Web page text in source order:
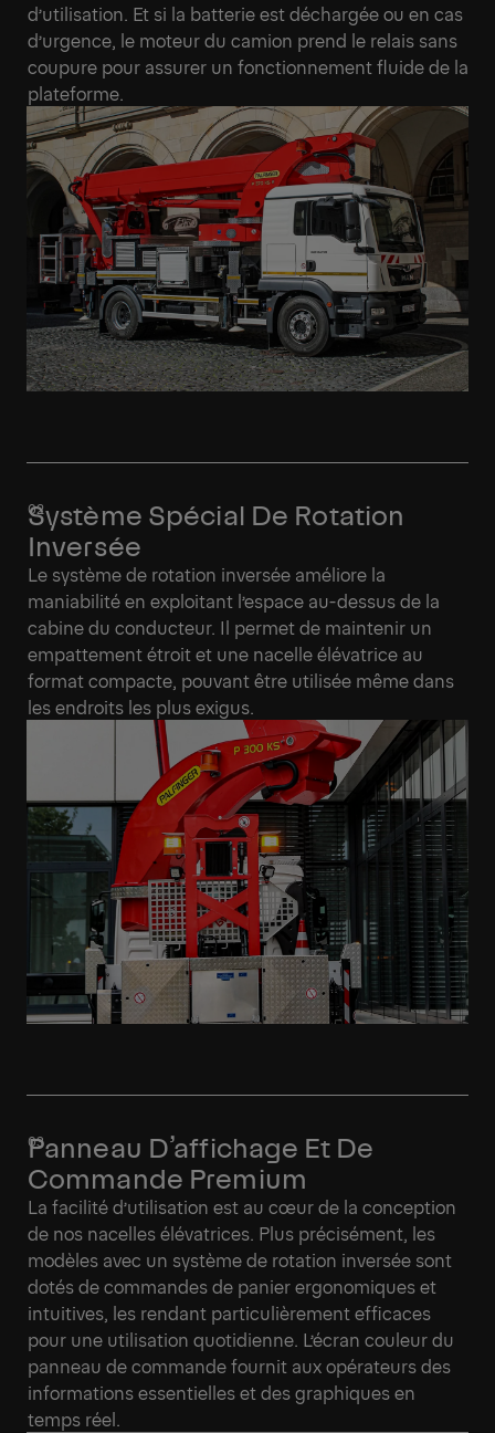
d’utilisation. Et si la batterie est déchargée ou en cas
d’urgence, le moteur du camion prend le relais sans
coupure pour assurer un fonctionnement fluide de la
plateforme.
Système Spécial De Rotation
Inversée
Le système de rotation inversée améliore la
maniabilité en exploitant l’espace au-dessus de la
cabine du conducteur. Il permet de maintenir un
empattement étroit et une nacelle élévatrice au
format compacte, pouvant être utilisée même dans
les endroits les plus exigus.
Panneau D’affichage Et De
Commande Premium
La facilité d’utilisation est au cœur de la conception
de nos nacelles élévatrices. Plus précisément, les
modèles avec un système de rotation inversée sont
dotés de commandes de panier ergonomiques et
intuitives, les rendant particulièrement efficaces
pour une utilisation quotidienne. L’écran couleur du
panneau de commande fournit aux opérateurs des
informations essentielles et des graphiques en
temps réel.